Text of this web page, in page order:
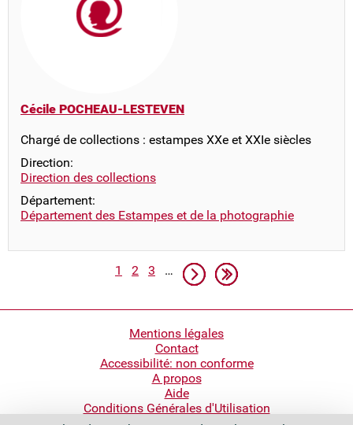
Cécile POCHEAU-LESTEVEN
Chargé de collections : estampes XXe et XXIe siècles
Direction:
Direction des collections
Département:
Département des Estampes et de la photographie
Pagination
Page
1 Page
2 Page
3 … Page suivante
Dernière page
Mentions légales
Contact
Accessibilité: non conforme
A propos
Aide
Conditions Générales d'Utilisation